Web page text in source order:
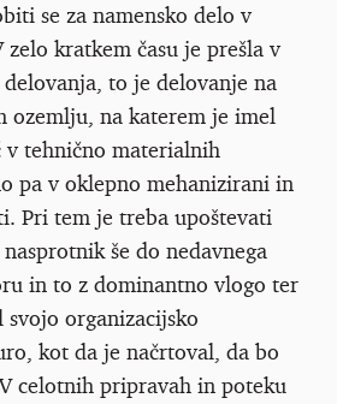
se za namensko delo v
kratkem času je prešla v
to je delovanje na
ozemlju, na katerem je imel
tehnično materialnih
pa v oklepno mehanizirani in
Pri tem je treba upoštevati
še do nedavnega
in to z dominantno vlogo ter
organizacijsko
kot da je načrtoval, da bo
celotnih pripravah in poteku